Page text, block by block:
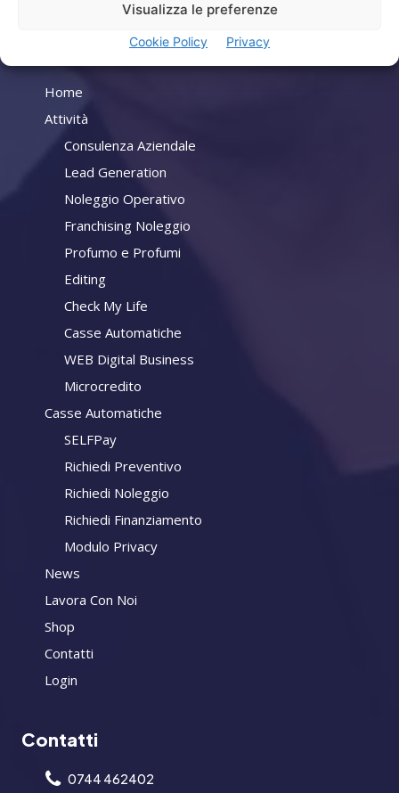
Visualizza le preferenze
Cookie Policy Privacy
Company
Home
Attività
Consulenza Aziendale
Lead Generation
Noleggio Operativo
Franchising Noleggio
Profumo e Profumi
Editing
Check My Life
Casse Automatiche
WEB Digital Business
Microcredito
Casse Automatiche
SELFPay
Richiedi Preventivo
Richiedi Noleggio
Richiedi Finanziamento
Modulo Privacy
News
Lavora Con Noi
Shop
Contatti
Login
Contatti
0744 462402